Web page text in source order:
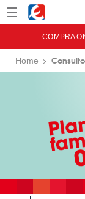
Menú Eroski
COMPRA
Home